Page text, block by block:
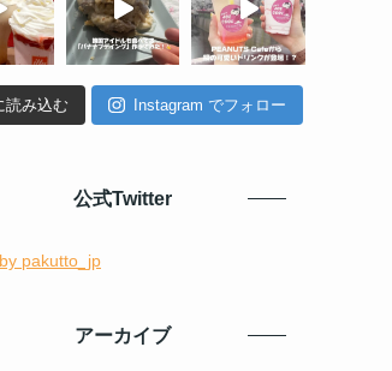
読み込む Instagram でフォロー
公式Twitter
pakutto_jp
アーカイブ